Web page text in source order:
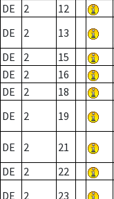
DE
2 12
DE
2 13
DE
2 15
DE
2 16
DE
2 18
DE
2 19
DE 2 21
DE
2 22
DE
2 23